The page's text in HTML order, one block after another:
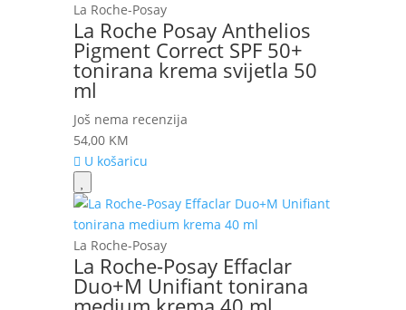
La Roche-Posay
La Roche Posay Anthelios
Pigment Correct SPF 50+
tonirana krema svijetla 50
ml
Još nema recenzija
54,00 KM
U košaricu
La Roche-Posay
La Roche-Posay Effaclar
Duo+M Unifiant tonirana